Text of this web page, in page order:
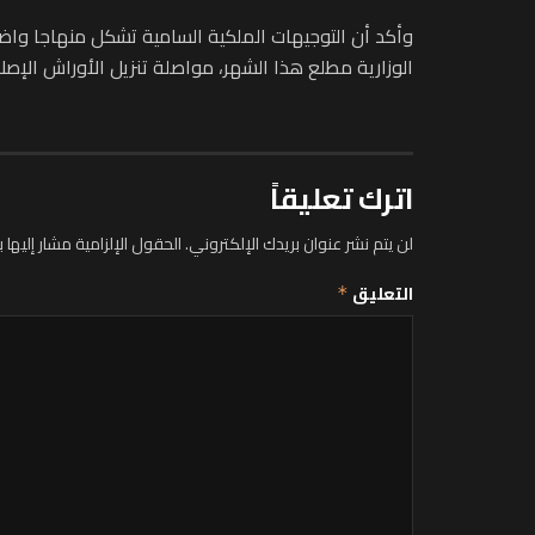
الوزارية مطلع هذا الشهر، مواصلة تنزيل الأوراش
اترك تعليقاً
لن يتم نشر عنوان بريدك الإلكتروني.الحقول الإلزامية مشار إليها
التعليق *